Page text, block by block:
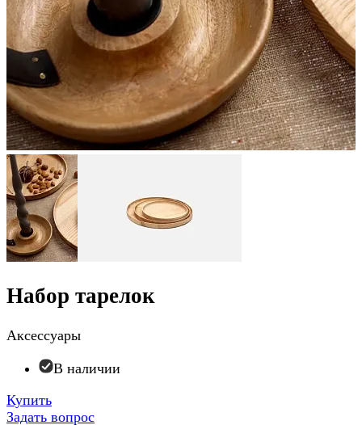
Набор тарелок
Аксессуары
В наличии
Купить
Задать вопрос